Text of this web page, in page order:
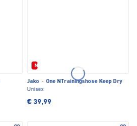
Neu
Jako · One NTrainingshose Keep Dry
Unisex
€ 39,99